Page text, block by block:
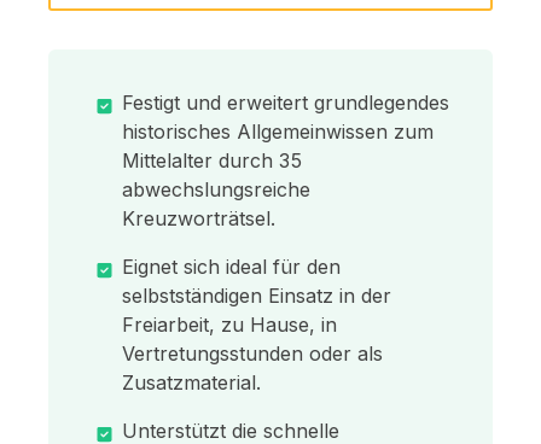
Festigt und erweitert grundlegendes
historisches Allgemeinwissen zum
Mittelalter durch 35
abwechslungsreiche
Kreuzworträtsel.
Eignet sich ideal für den
selbstständigen Einsatz in der
Freiarbeit, zu Hause, in
Vertretungsstunden oder als
Zusatzmaterial.
Unterstützt die schnelle